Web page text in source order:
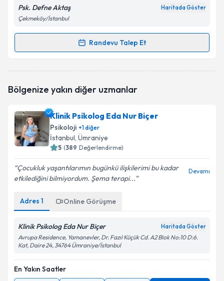
Psk. Defne Aktaş Haritada Göster
Çekmeköy/İstanbul
Randevu Talep Et
Randevu Takvimi Talebi
oluşturun. Size bu uzmandan randevu almanız için bir
E-posta Adresiniz
Kişisel verilerimin işlenmesine ilişkinAydınlatma
Metni'ni okudum ve kişisel verilerimin belirtilen
Takvim Talebini Gönder
Bölgenize yakın diğer uzmanlar
Klinik Psikolog Eda Nur Biçer
Psikoloji +1diğer
İstanbul, Ümraniye
5 (389 Değerlendirme)
Çocukluk yaşantılarımın bugünkü ilişkilerimi bu kadar
etkilediğini bilmiyordum. Şema terapi...
Devamı
Adres 1 Online Görüşme
Klinik Psikolog Eda Nur Biçer Haritada Göster
Avrupa Residence, Yamanevler, Dr. Fazıl Küçük Cd. A2 Blok No:10 D:6.
Kat, Daire 24, 34764 Ümraniye/İstanbul
En Yakın Saatler